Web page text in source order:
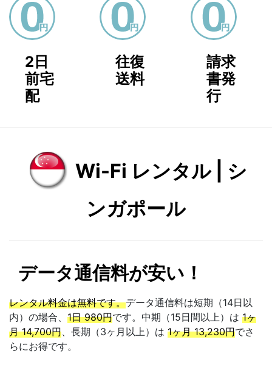
2日
前宅
配
往復
送料
請求
書発
行
Wi-Fi レンタル | シ
ンガポール
データ通信料が安い！
レンタル料金は無料です。データ通信料は短期（14日以
内）の場合、 1日 980円です。中期（15日間以上）は 1ヶ
月 14,700円、長期（3ヶ月以上）は 1ヶ月 13,230円でさ
らにお得です。